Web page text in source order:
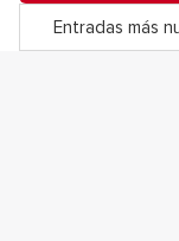
Entradas más